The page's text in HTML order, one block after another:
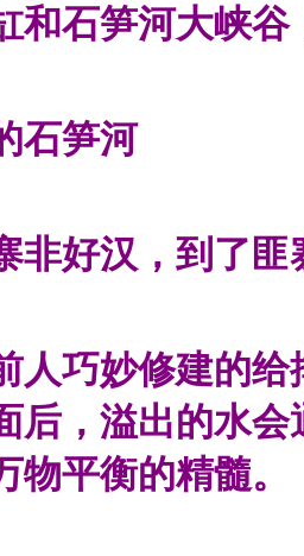
和石笋河大峡谷
石笋河
非好汉，到了匪
人巧妙修建的
后，溢出的水
物平衡的精髓。